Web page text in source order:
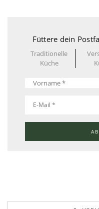
Füttere dein
Traditionelle
Küche